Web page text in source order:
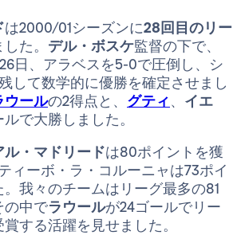
は2000/01シーズンに28回目のリー
た。 デル・ボスケ監督の下で、
日、アラベスを5-0で圧倒し、シ
して数学的に優勝を確定させまし
ウールの2得点と、 グティ、 イエ
で大勝しました。
ル・マドリードは80ポイントを獲
ィーボ・ラ・コルーニャは73ポイ
我々のチームはリーグ最多の81
の中でラウールが24ゴールでリー
賞する活躍を見せました。